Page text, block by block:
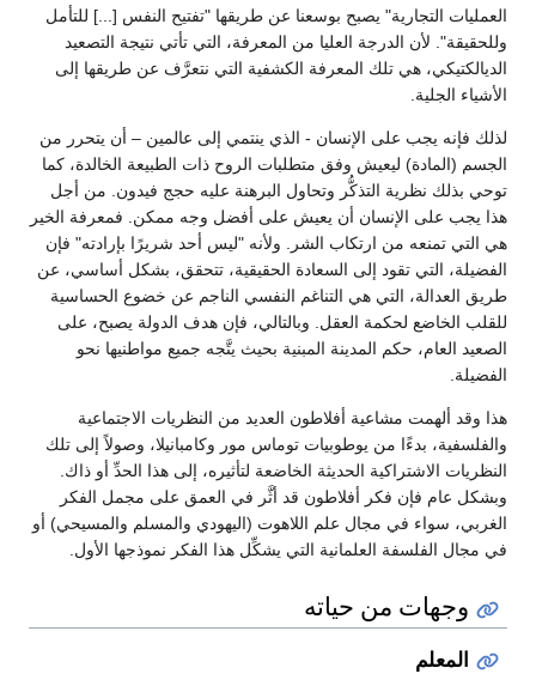
العمليات التجارية" يصبح بوسعنا عن طريقها "تفتيح النفس [...] للتأمل
وللحقيقة". لأن الدرجة العليا من المعرفة، التي تأتي نتيجة التصعيد
الديالكتيكي، هي تلك المعرفة الكشفية التي نتعرَّف عن طريقها إلى
الأشياء الجلية.
لذلك فإنه يجب على الإنسان - الذي ينتمي إلى عالمين – أن يتحرر من
الجسم (المادة) ليعيش وفق متطلبات الروح ذات الطبيعة الخالدة، كما
توحي بذلك نظرية التذكُّر وتحاول البرهنة عليه حجج فيدون. من أجل
هذا يجب على الإنسان أن يعيش على أفضل وجه ممكن. فمعرفة الخير
هي التي تمنعه من ارتكاب الشر. ولأنه "ليس أحد شريرًا بإرادته" فإن
الفضيلة، التي تقود إلى السعادة الحقيقية، تتحقق، بشكل أساسي، عن
طريق العدالة، التي هي التناغم النفسي الناجم عن خضوع الحساسية
للقلب الخاضع لحكمة العقل. وبالتالي، فإن هدف الدولة يصبح، على
الصعيد العام، حكم المدينة المبنية بحيث يتَّجه جميع مواطنيها نحو
الفضيلة.
هذا وقد ألهمت مشاعية أفلاطون العديد من النظريات الاجتماعية
والفلسفية، بدءًا من يوطوبيات توماس مور وكامبانيلا، وصولاً إلى تلك
النظريات الاشتراكية الحديثة الخاضعة لتأثيره، إلى هذا الحدِّ أو ذاك.
وبشكل عام فإن فكر أفلاطون قد أثَّر في العمق على مجمل الفكر
الغربي، سواء في مجال علم اللاهوت (اليهودي والمسلم والمسيحي) أو
في مجال الفلسفة العلمانية التي يشكِّل هذا الفكر نموذجها الأول.
وجهات من حياته
المعلم